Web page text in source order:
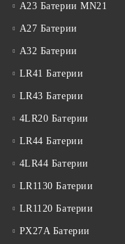
A23 Батерии MN21
A27 Батерии
A32 Батерии
LR41 Батерии
LR43 Батерии
4LR20 Батерии
LR44 Батерии
4LR44 Батерии
LR1130 Батерии
LR1120 Батерии
PX27A Батерии